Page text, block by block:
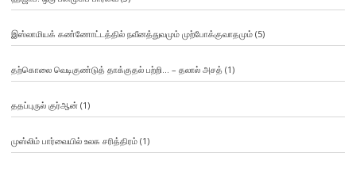
இஸ்லாமியக் கண்ணோட்டத்தில் நவீனத்துவமும் முற்போக்குவாதமும்(5)
தற்கொலை வெடிகுண்டுத் தாக்குதல் பற்றி… – தலால் அசத் (1)
ததப்புருல் குர்ஆன் (1)
முஸ்லிம் பார்வையில் உலக சரித்திரம்(1)